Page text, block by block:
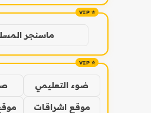
ماسنجر
ضوء التعليمي
موقع اشراقات